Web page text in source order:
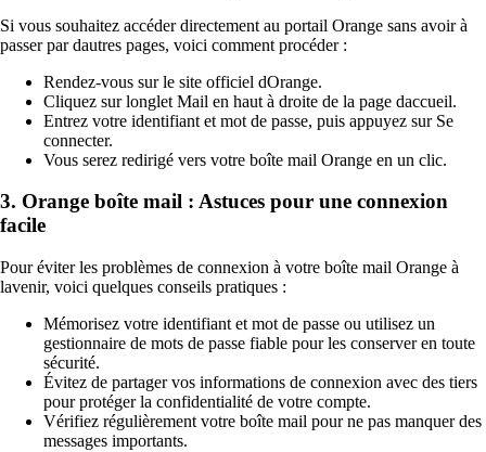
Si vous souhaitez accéder directement au portail Orange sans avoir à
passer par dautres pages, voici comment procéder :
Rendez-vous sur le site officiel dOrange.
Cliquez sur longlet Mail en haut à droite de la page daccueil.
Entrez votre identifiant et mot de passe, puis appuyez sur Se
connecter.
Vous serez redirigé vers votre boîte mail Orange en un clic.
3. Orange boîte mail : Astuces pour une connexion
facile
Pour éviter les problèmes de connexion à votre boîte mail Orange à
lavenir, voici quelques conseils pratiques :
Mémorisez votre identifiant et mot de passe ou utilisez un
gestionnaire de mots de passe fiable pour les conserver en toute
sécurité.
Évitez de partager vos informations de connexion avec des tiers
pour protéger la confidentialité de votre compte.
Vérifiez régulièrement votre boîte mail pour ne pas manquer des
messages importants.